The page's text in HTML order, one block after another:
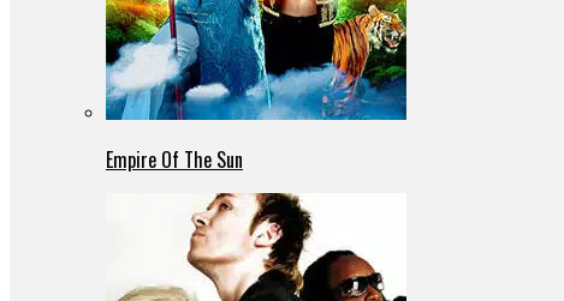
Empire Of The Sun